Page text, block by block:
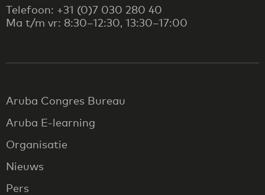
Telefoon: +31 (0)7 030 280 40
Ma t/m vr: 8:30–12:30, 13:30–17:00
Aruba Congres Bureau
Aruba E-learning
Organisatie
Nieuws
Pers